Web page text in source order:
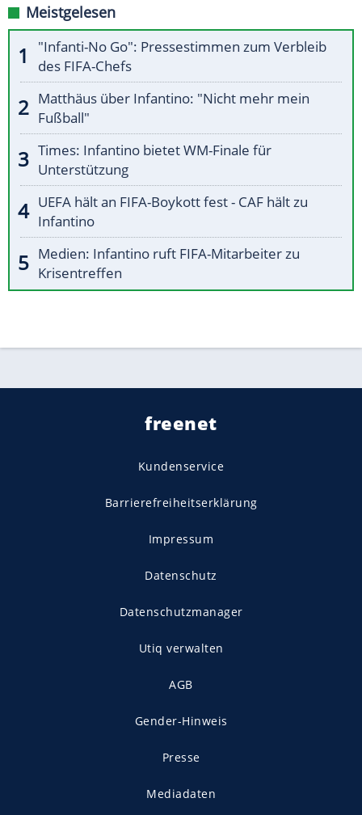
Meistgelesen
"Infanti-No Go": Pressestimmen zum Verbleib
des FIFA-Chefs
Matthäus über Infantino: "Nicht mehr mein
Fußball"
Times: Infantino bietet WM-Finale für
Unterstützung
UEFA hält an FIFA-Boykott fest - CAF hält zu
Infantino
Medien: Infantino ruft FIFA-Mitarbeiter zu
Krisentreffen
freenet
Kundenservice
Barrierefreiheitserklärung
Impressum
Datenschutz
Datenschutzmanager
Utiq verwalten
AGB
Gender-Hinweis
Presse
Mediadaten